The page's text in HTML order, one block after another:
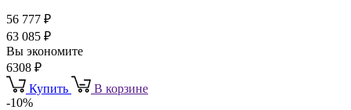
56 777 ₽
63 085 ₽
Вы экономите
6308 ₽
Купить
В корзине
-10%